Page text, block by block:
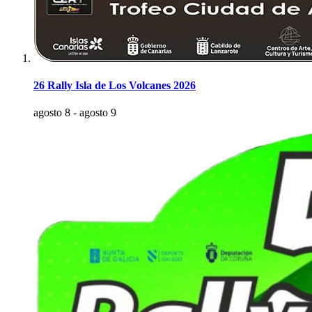
26 Rally Isla de Los Volcanes 2026
agosto 8 - agosto 9